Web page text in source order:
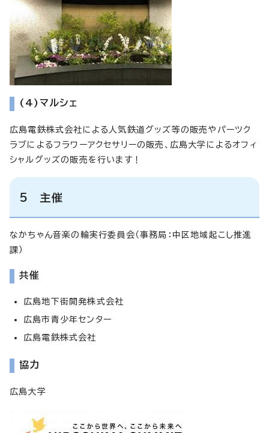
(4)マルシェ
広島電鉄株式会社による人気鉄道グッズ等の販売やパーツク
ラブによるフラワーアクセサリーの販売、広島大学によるオフィ
シャルグッズの販売を行います！
5 主催
なかちゃん音楽の輪実行委員会（事務局：中区地域起こし推進
課）
共催
広島地下街開発株式会社
広島市青少年センター
広島電鉄株式会社
協力
広島大学